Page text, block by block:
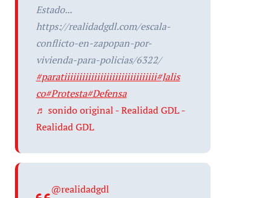
Estado...
https://realidadgdl.com/escala-
conflicto-en-zapopan-por-
vivienda-para-policias/6322/
#paratiiiiiiiiiiiiiiiiiiiiiiiiiiiiiii#Jalis
co#Protesta#Defensa
♬ sonido original - Realidad GDL -
Realidad GDL
@realidadgdl